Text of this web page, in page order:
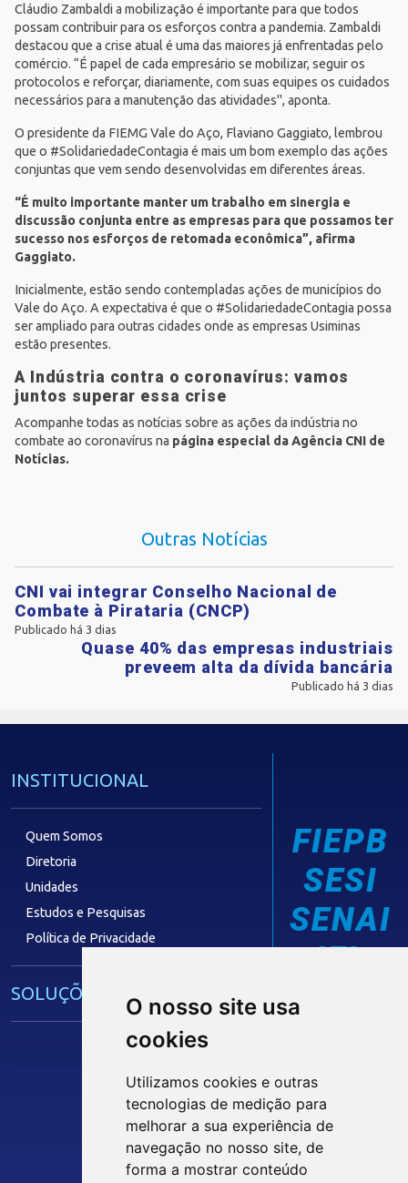
O nosso site usa
cookies
Utilizamos cookies e outras
tecnologias de medição para
melhorar a sua experiência de
navegação no nosso site, de
forma a mostrar conteúdo
Cláudio Zambaldi a mobilização é importante para que todos
possam contribuir para os esforços contra a pandemia. Zambaldi
destacou que a crise atual é uma das maiores já enfrentadas pelo
comércio. “É papel de cada empresário se mobilizar, seguir os
protocolos e reforçar, diariamente, com suas equipes os cuidados
necessários para a manutenção das atividades", aponta.
O presidente da FIEMG Vale do Aço, Flaviano Gaggiato, lembrou
que o #SolidariedadeContagia é mais um bom exemplo das ações
conjuntas que vem sendo desenvolvidas em diferentes áreas.
“É muito importante manter um trabalho em sinergia e
discussão conjunta entre as empresas para que possamos ter
sucesso nos esforços de retomada econômica”, afirma
Gaggiato.
Inicialmente, estão sendo contempladas ações de municípios do
Vale do Aço. A expectativa é que o #SolidariedadeContagia possa
ser ampliado para outras cidades onde as empresas Usiminas
estão presentes.
A Indústria contra o coronavírus: vamos
juntos superar essa crise
Acompanhe todas as notícias sobre as ações da indústria no
combate ao coronavírus na página especial da Agência CNI de
Notícias.
Outras Notícias
CNI vai integrar Conselho Nacional de
Combate à Pirataria (CNCP)
Publicado há 3 dias
Quase 40% das empresas industriais
preveem alta da dívida bancária
Publicado há 3 dias
INSTITUCIONAL
Quem Somos
Diretoria
Unidades
Estudos e Pesquisas
Política de Privacidade
SOLUÇÕES E SERVIÇOS
Núcleo de Acesso ao Crédito
Centro Internacional de Negócios -
CONTRIBUIÇÃO SINDICAL
FIEPB
SESI
SENAI
IEL
Siga nossas Redes Sociais